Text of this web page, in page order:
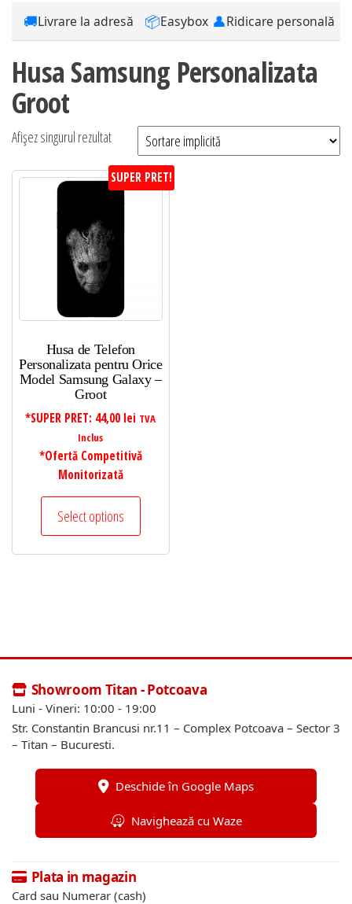
🚚Livrare la adresă 📦Easybox 👤Ridicare personală
Husa Samsung Personalizata
Groot
Afișez singurul rezultat
SUPER PRET!
Husa de Telefon
Personalizata pentru Orice
Model Samsung Galaxy –
Groot
*SUPER PRET: 44,00 lei TVA
Inclus
*Ofertă Competitivă
Monitorizată
Select options
Showroom Titan - Potcoava
Luni - Vineri: 10:00 - 19:00
Str. Constantin Brancusi nr.11 – Complex Potcoava – Sector 3
– Titan – Bucuresti.
Deschide în Google Maps
Navighează cu Waze
Plata in magazin
Card sau Numerar (cash)